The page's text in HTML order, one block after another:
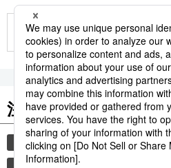
もっと見る
注目のキーワード
共同通信ニュース 気象・災害